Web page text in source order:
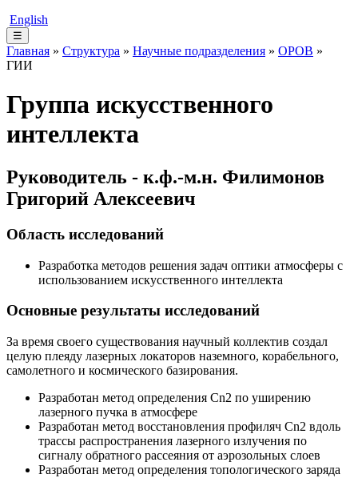
English
☰
Главная » Структура » Научные подразделения » ОРОВ »
ГИИ
Группа искусственного
интеллекта
Руководитель - к.ф.-м.н. Филимонов
Григорий Алексеевич
Область исследований
Разработка методов решения задач оптики атмосферы с
использованием искусственного интеллекта
Основные результаты исследований
За время своего существования научный коллектив создал
целую плеяду лазерных локаторов наземного, корабельного,
самолетного и космического базирования.
Разработан метод определения Cn2 по уширению
лазерного пучка в атмосфере
Разработан метод восстановления профиляч Cn2 вдоль
трассы распространения лазерного излучения по
сигналу обратного рассеяния от аэрозольных слоев
Разработан метод определения топологического заряда